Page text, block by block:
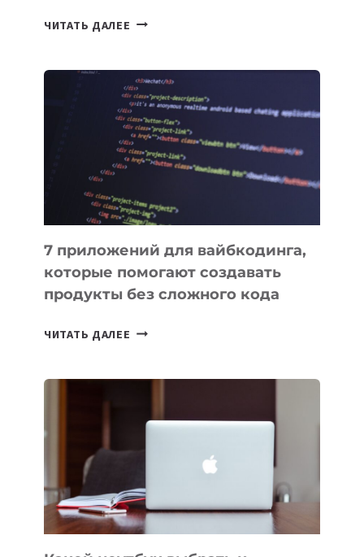
ЧИТАТЬ ДАЛЕЕ ТАСК-
ПОЛЕЗНЫХ
ИНСТРУМЕНТОВ
ДЛЯ
РАБОТЫ
7 приложений для вайбкодинга,
которые помогают создавать
продукты без сложного кода
ЧИТАТЬ ДАЛЕЕ 7
ПОМОГАЮТ
СОЗДАВАТЬ
БЕЗ
СЛОЖНОГО
КОДА